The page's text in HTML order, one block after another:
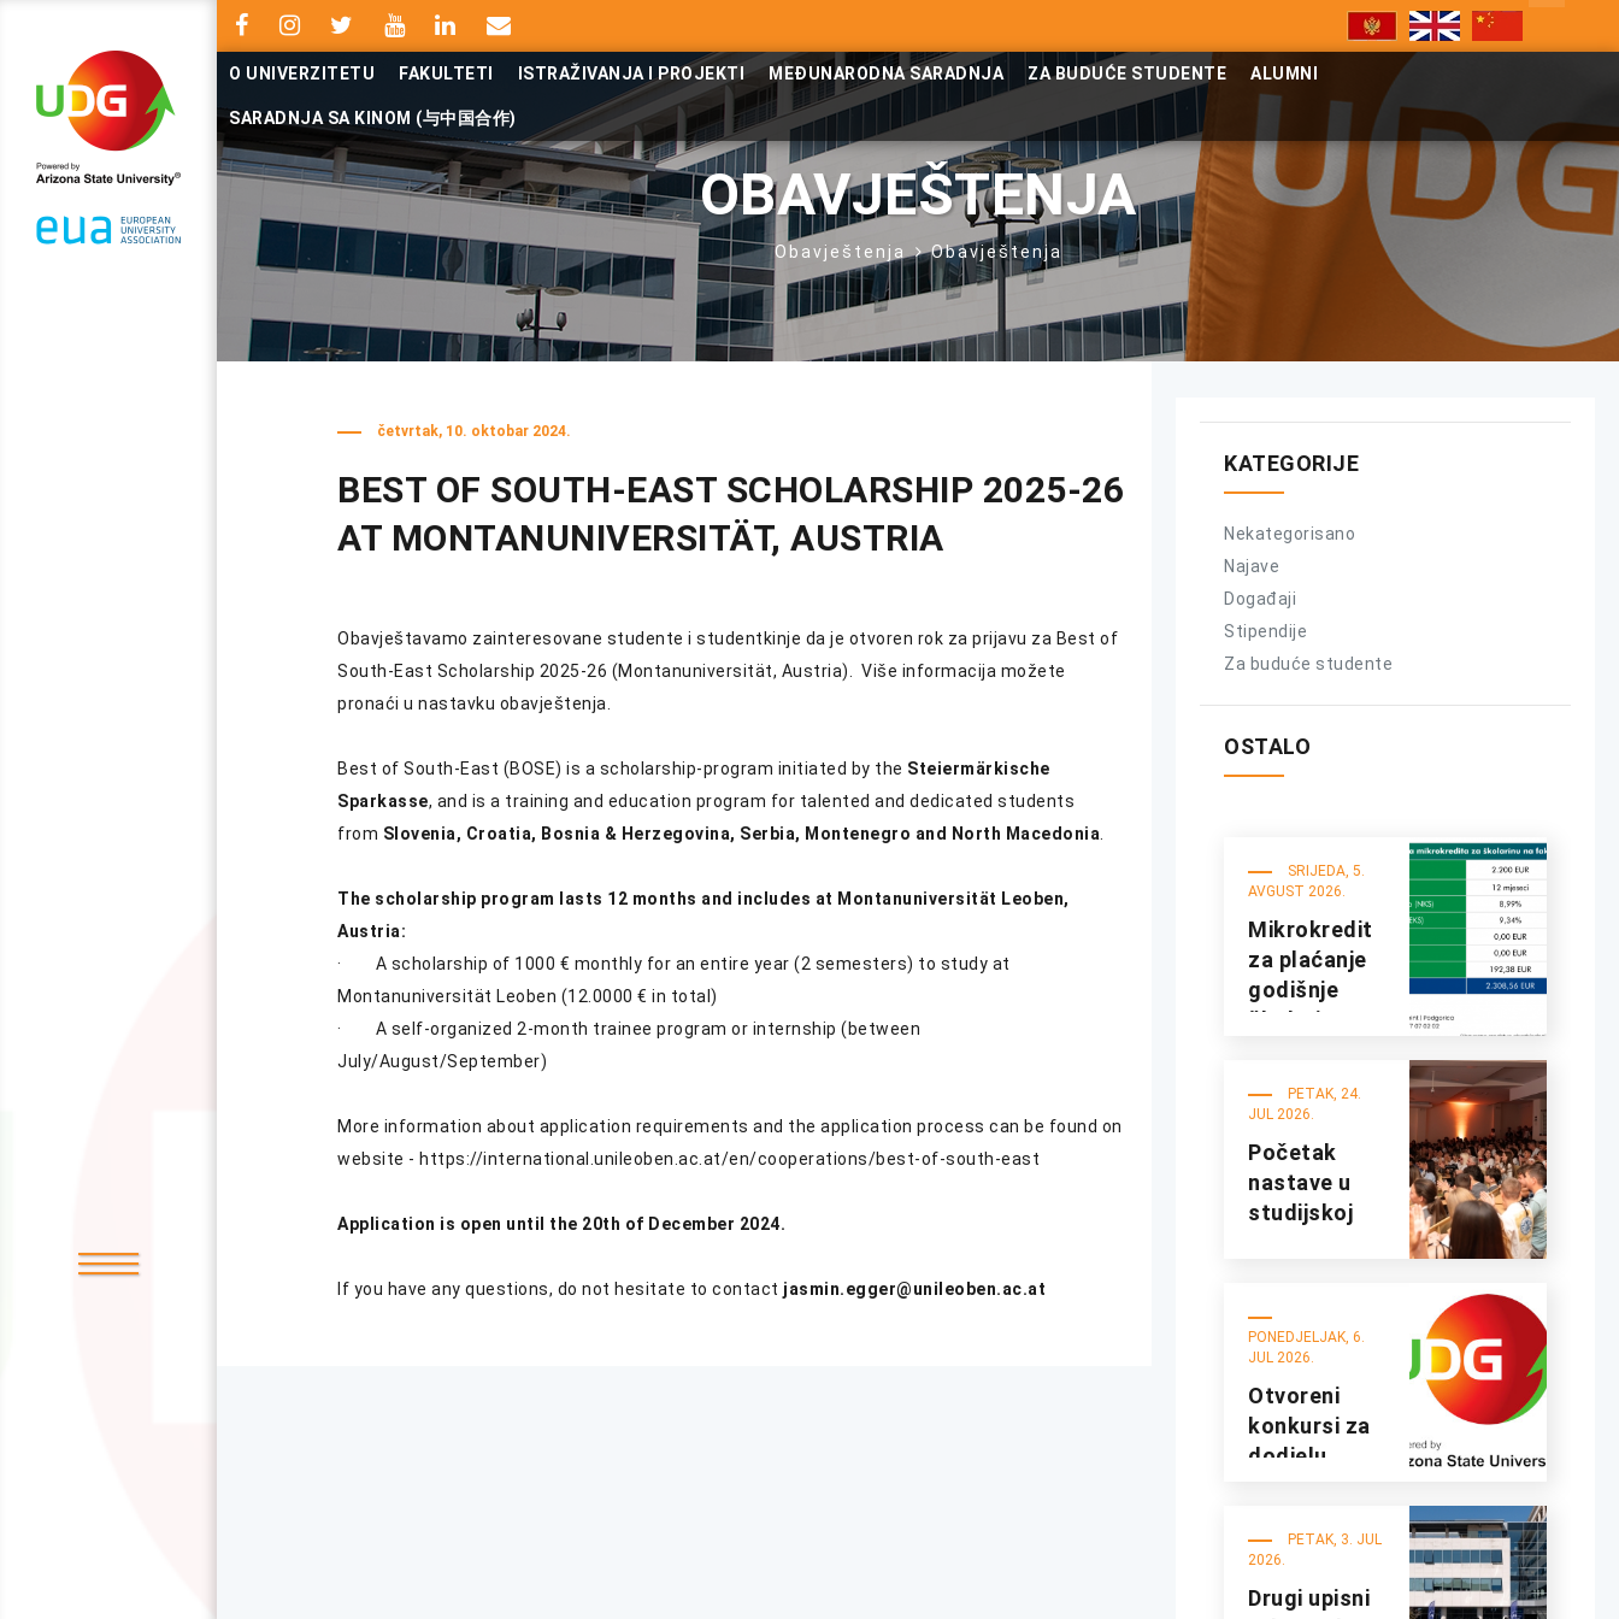
O UNIVERZITETU FAKULTETI ISTRAŽIVANJA I PROJEKTI MEĐUNARODNA SARADNJA ZA BUDUĆE STUDENTE ALUMNI
SARADNJA SA KINOM (与中国合作)
OBAVJEŠTENJA
Obavještenja Obavještenja
četvrtak, 10. oktobar 2024.
BEST OF SOUTH-EAST SCHOLARSHIP 2025-26
AT MONTANUNIVERSITÄT, AUSTRIA
Obavještavamo zainteresovane studente i studentkinje da je otvoren rok za prijavu za Best of
South-East Scholarship 2025-26 (Montanuniversität, Austria). Više informacija možete
pronaći u nastavku obavještenja.
Best of South-East (BOSE) is a scholarship-program initiated by the Steiermärkische
Sparkasse, and is a training and education program for talented and dedicated students
from Slovenia, Croatia, Bosnia & Herzegovina, Serbia, Montenegro and North Macedonia
The scholarship program lasts 12 months and includes at Montanuniversität Leoben,
Austria:
· A scholarship of 1000 € monthly for an entire year (2 semesters) to study at
Montanuniversität Leoben (12.0000 € in total)
· A self-organized 2-month trainee program or internship (between
July/August/September)
More information about application requirements and the application process can be found on
website - https://international.unileoben.ac.at/en/cooperations/best-of-south-east
Application is open until the 20th of December 2024.
If you have any questions, do not hesitate to contact jasmin.egger@unileoben.ac.at
KATEGORIJE
Nekategorisano
Najave
Događaji
Stipendije
Za buduće studente
OSTALO
SRIJEDA, 5.
AVGUST 2026.
Mikrokredit
za plaćanje
godišnje
školarine na
PETAK, 24.
JUL 2026.
Početak
nastave u
studijskoj
PONEDJELJAK, 6.
JUL 2026.
Otvoreni
konkursi za
dodjelu
stipendija za
2026/2027.
PETAK, 3. JUL
2026.
Drugi upisni